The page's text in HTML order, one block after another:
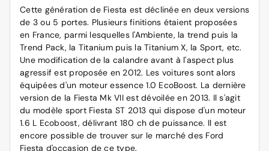
Cette génération de Fiesta est déclinée en deux versions
de 3 ou 5 portes. Plusieurs finitions étaient proposées
en France, parmi lesquelles l'Ambiente, la trend puis la
Trend Pack, la Titanium puis la Titanium X, la Sport, etc.
Une modification de la calandre avant à l'aspect plus
agressif est proposée en 2012. Les voitures sont alors
équipées d'un moteur essence 1.0 EcoBoost. La dernière
version de la Fiesta Mk VII est dévoilée en 2013. Il s'agit
du modèle sport Fiesta ST 2013 qui dispose d'un moteur
1.6 L Ecoboost, délivrant 180 ch de puissance. Il est
encore possible de trouver sur le marché des Ford
Fiesta d'occasion de ce type.